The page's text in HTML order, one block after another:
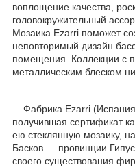
воплощение качества,
головокружительный
Мозаика Ezarri поможет
неповторимый дизайн
помещения. Коллекции с
металлическим блеском
Фабрика Ezarri
получившая сертификат
ею стеклянную мозаику,
Басков — провинции
своего существования